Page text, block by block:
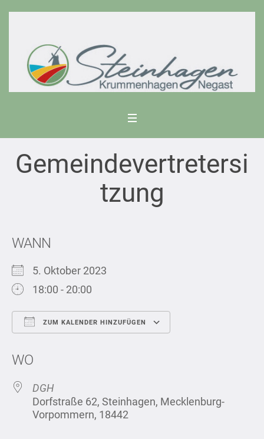
Gemeindevertretersi
tzung
WANN
5. Oktober 2023
18:00 - 20:00
ZUM KALENDER HINZUFÜGEN
WO
DGH
Dorfstraße 62, Steinhagen, Mecklenburg-
Vorpommern, 18442